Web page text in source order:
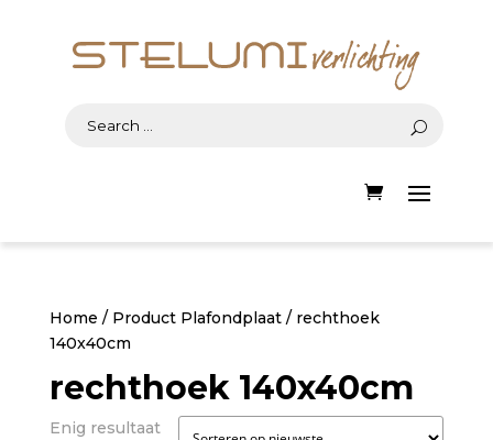
Home / Product Plafondplaat / rechthoek
140x40cm
rechthoek 140x40cm
Enig resultaat